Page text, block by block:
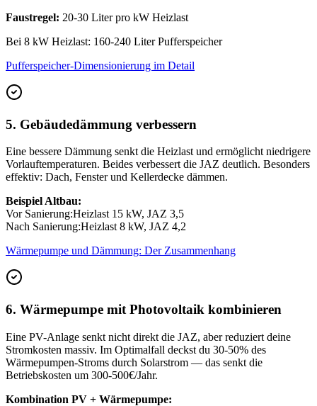
Faustregel: 20-30 Liter pro kW Heizlast
Bei 8 kW Heizlast: 160-240 Liter Pufferspeicher
Pufferspeicher-Dimensionierung im Detail
5. Gebäudedämmung verbessern
Eine bessere Dämmung senkt die Heizlast und ermöglicht niedrigere
Vorlauftemperaturen. Beides verbessert die JAZ deutlich. Besonders
effektiv: Dach, Fenster und Kellerdecke dämmen.
Beispiel Altbau:
Vor Sanierung:Heizlast 15 kW, JAZ 3,5
Nach Sanierung:Heizlast 8 kW, JAZ 4,2
Wärmepumpe und Dämmung: Der Zusammenhang
6. Wärmepumpe mit Photovoltaik kombinieren
Eine PV-Anlage senkt nicht direkt die JAZ, aber reduziert deine
Stromkosten massiv. Im Optimalfall deckst du 30-50% des
Wärmepumpen-Stroms durch Solarstrom — das senkt die
Betriebskosten um 300-500€/Jahr.
Kombination PV + Wärmepumpe: